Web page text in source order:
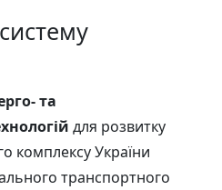
та
для розвитку
комплексу України
транспортного